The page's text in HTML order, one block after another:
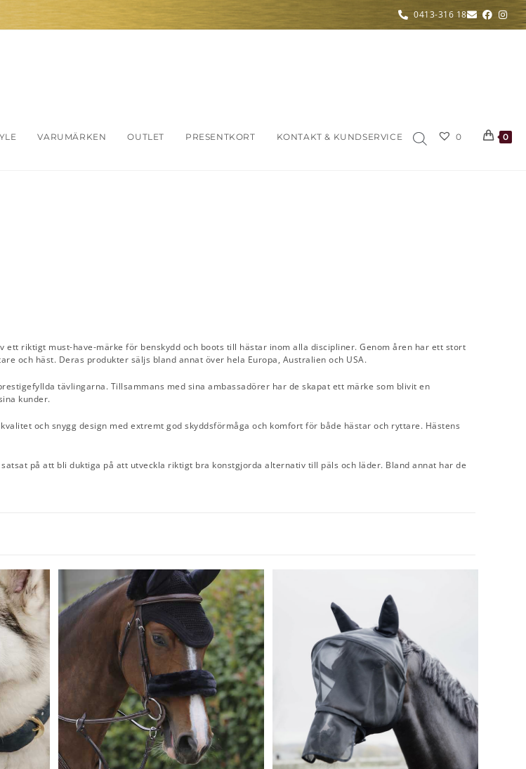
0413-316 18
VARUMÄRKEN OUTLET PRESENTKORT KONTAKT & KUNDSERVICE 0 0
riktigt must-have-märke för benskydd och boots till hästar inom alla discipliner. Genom åren har ett stort
och häst. Deras produkter säljs bland annat över hela Europa, Australien och USA.
tävlingarna. Tillsammans med sina ambassadörer har de skapat ett märke som blivit en
kunder.
och snygg design med extremt god skyddsförmåga och komfort för både hästar och ryttare. Hästens
på att bli duktiga på att utveckla riktigt bra konstgjorda alternativ till päls och läder. Bland annat har de